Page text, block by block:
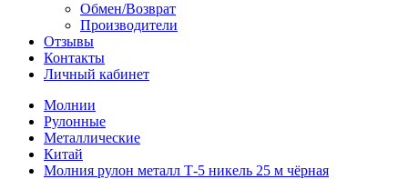
Обмен/Возврат
Производители
Отзывы
Контакты
Личный кабинет
Молнии
Рулонные
Металлические
Китай
Молния рулон металл Т-5 никель 25 м чёрная